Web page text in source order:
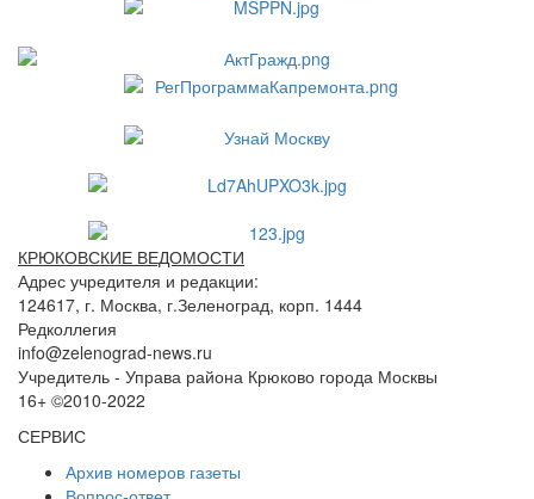
КРЮКОВСКИЕ ВЕДОМОСТИ
Адрес учредителя и редакции:
124617, г. Москва, г.Зеленоград, корп. 1444
Редколлегия
info@zelenograd-news.ru
Учредитель - Управа района Крюково города Москвы
16+ ©2010-2022
СЕРВИС
Архив номеров газеты